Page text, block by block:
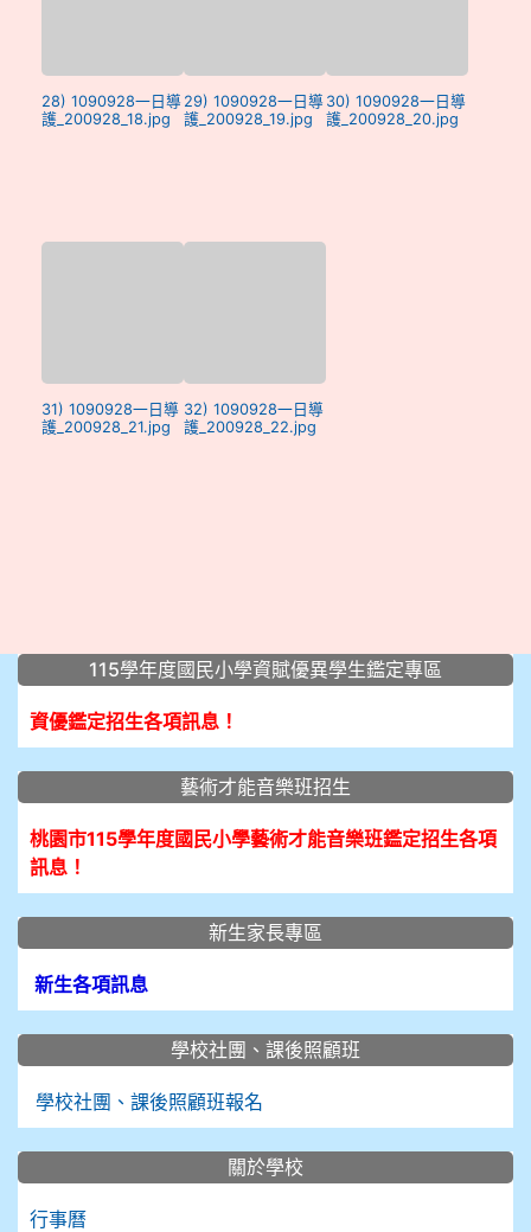
28) 1090928一日導
護_200928_18.jpg
29) 1090928一日導
護_200928_19.jpg
30) 1090928一日導
護_200928_20.jpg
31) 1090928一日導
護_200928_21.jpg
32) 1090928一日導
護_200928_22.jpg
::: 115學年度國民小學資賦優異學生鑑定專區
資優鑑定招生各項訊息！
藝術才能音樂班招生
桃園市115學年度國民小學藝術才能音樂班鑑定招生各項
訊息！
新生家長專區
新生各項訊息
學校社團、課後照顧班
學校社團、課後照顧班報名
關於學校
行事曆